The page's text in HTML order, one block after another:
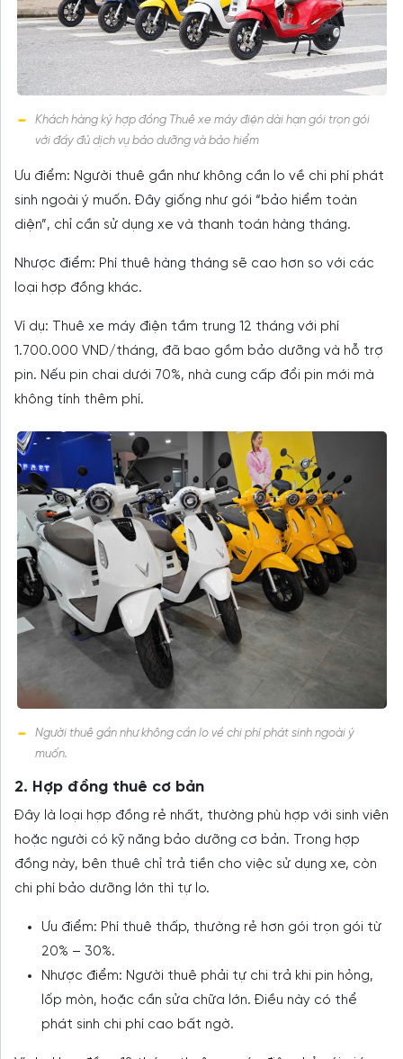
Khách hàng ký hợp đồng Thuê xe máy điện dài hạn gói trọn gói
với đầy đủ dịch vụ bảo dưỡng và bảo hiểm
Ưu điểm: Người thuê gần như không cần lo về chi phí phát
sinh ngoài ý muốn. Đây giống như gói “bảo hiểm toàn
diện”, chỉ cần sử dụng xe và thanh toán hàng tháng.
Nhược điểm: Phí thuê hàng tháng sẽ cao hơn so với các
loại hợp đồng khác.
Ví dụ: Thuê xe máy điện tầm trung 12 tháng với phí
1.700.000 VND/tháng, đã bao gồm bảo dưỡng và hỗ trợ
pin. Nếu pin chai dưới 70%, nhà cung cấp đổi pin mới mà
không tính thêm phí.
Người thuê gần như không cần lo về chi phí phát sinh ngoài ý
muốn.
2. Hợp đồng thuê cơ bản
Đây là loại hợp đồng rẻ nhất, thường phù hợp với sinh viên
hoặc người có kỹ năng bảo dưỡng cơ bản. Trong hợp
đồng này, bên thuê chỉ trả tiền cho việc sử dụng xe, còn
chi phí bảo dưỡng lớn thì tự lo.
Ưu điểm: Phí thuê thấp, thường rẻ hơn gói trọn gói từ
20% – 30%.
Nhược điểm: Người thuê phải tự chi trả khi pin hỏng,
lốp mòn, hoặc cần sửa chữa lớn. Điều này có thể
phát sinh chi phí cao bất ngờ.